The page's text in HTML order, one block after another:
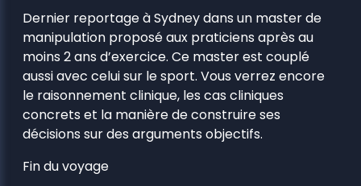
Dernier reportage à Sydney dans un master de
manipulation proposé aux praticiens après au
moins 2 ans d’exercice. Ce master est couplé
aussi avec celui sur le sport. Vous verrez encore
le raisonnement clinique, les cas cliniques
concrets et la manière de construire ses
décisions sur des arguments objectifs.
Fin du voyage